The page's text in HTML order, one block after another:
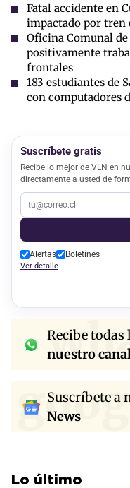
Fatal accidente en
impactado por tren
Oficina Comunal
positivamente
frontales
183 estudiantes de
con computadores
Suscríbete gratis
Recibe lo mejor de VLN en
directamente a usted de
Alertas Boletines
Ver detalle
Recibe todas
nuestro
Suscríbete a
News
Lo último